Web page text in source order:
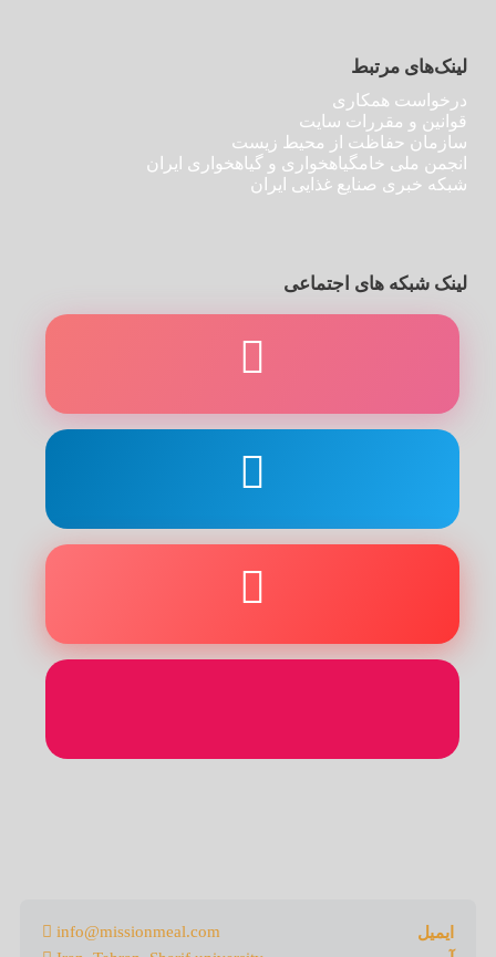
لینک‌های مرتبط
درخواست همکاری
قوانین و مقررات سایت
سازمان حفاظت از محیط زیست
انجمن ملی خامگیاهخواری و گیاهخواری ایران
شبکه خبری صنایع غذایی ایران
لینک شبکه های اجتماعی
ایمیل
info@missionmeal.com